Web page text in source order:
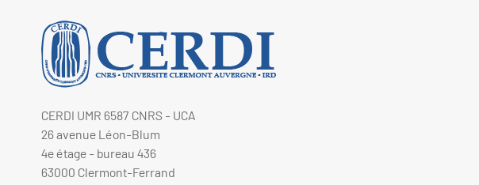
CERDI UMR 6587 CNRS - UCA
26 avenue Léon-Blum
4e étage - bureau 436
63000 Clermont-Ferrand